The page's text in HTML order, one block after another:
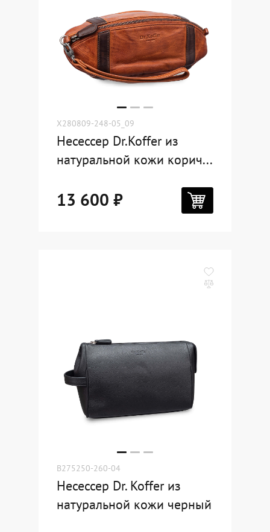
X280809-248-05_09
Несессер Dr.Koffer из
натуральной кожи корич...
13 600 ₽
B275250-260-04
Несессер Dr. Koffer из
натуральной кожи черный